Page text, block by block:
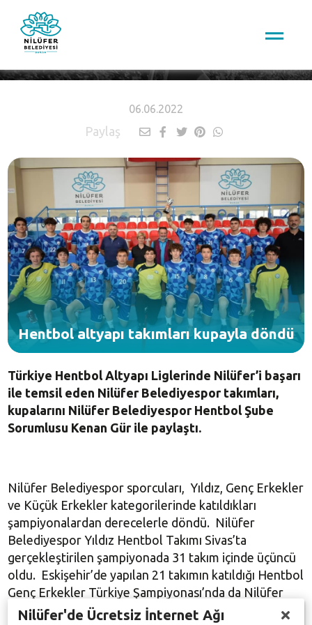
06.06.2022
Paylaş
Hentbol altyapı takımları kupayla döndü
Türkiye Hentbol Altyapı Liglerinde Nilüfer’i başarı
ile temsil eden Nilüfer Belediyespor takımları,
kupalarını Nilüfer Belediyespor Hentbol Şube
Sorumlusu Kenan Gür ile paylaştı.
Nilüfer Belediyespor sporcuları, Yıldız, Genç Erkekler
ve Küçük Erkekler kategorilerinde katıldıkları
şampiyonalardan derecelerle döndü. Nilüfer
Belediyespor Yıldız Hentbol Takımı Sivas’ta
gerçekleştirilen şampiyonada 31 takım içinde üçüncü
oldu. Eskişehir’de yapılan 21 takımın katıldığı Hentbol
Genç Erkekler Türkiye Şampiyonası’nda da Nilüfer
Belediyespor 4.’lük ödülü aldı. Nilüfer Belediyespor
Nilüfer'de Ücretsiz İnternet Ağı